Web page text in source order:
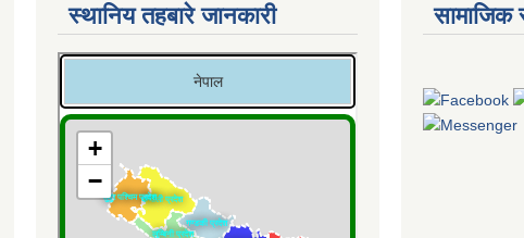
स्थानिय तहबारे जानकारी